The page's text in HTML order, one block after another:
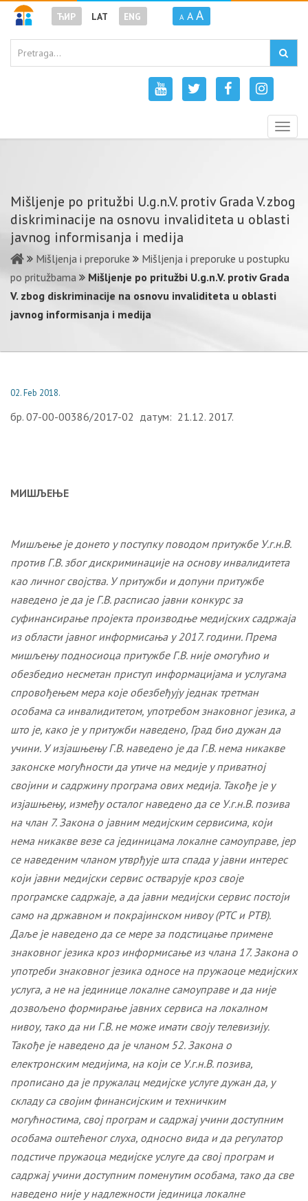
ЋИР LAT ENG A A A
Mišljenje po pritužbi U.g.n.V. protiv Grada V. zbog
diskriminacije na osnovu invaliditeta u oblasti
javnog informisanja i medija
Mišljenja i preporuke
Mišljenja i preporuke u postupku
po pritužbama
Mišljenje po pritužbi U.g.n.V. protiv Grada
V. zbog diskriminacije na osnovu invaliditeta u oblasti
javnog informisanja i medija
02. Feb 2018.
бр. 07-00-00386/2017-02 датум: 21.12. 2017.
МИШЉЕЊЕ
Мишљење је донето у поступку поводом притужбе У.г.н.В.
против Г.В. због дискриминације на основу инвалидитета
као личног својства. У притужбии допуни притужбе
наведено је да је Г.В. расписао јавни конкурс за
суфинансирање пројекта производње медијских садржаја
из области јавног информисања у 2017. години.Према
мишљењу подносиоца притужбе Г.В. није омогућио и
обезбедио несметан приступ информацијама и услугама
спровођењем мера које обезбеђују једнак третман
особама са инвалидитетом, употребом знаковног језика, а
што је, како је у притужби наведено, Град био дужан да
учини. У изјашњењу Г.В. наведено је да Г.В. нема никакве
законске могућности да утиче на медије у приватној
својини и садржину програма ових медија. Такође је у
изјашњењу, између осталог наведено да се У.г.н.В. позива
на члан 7. Закона о јавним медијским сервисима, који
нема никакве везе са јединицама локалне самоуправе, јер
се наведеним чланом утврђује шта спада у јавни интерес
који јавни медијски сервис остварује кроз своје
програмске садржаје, а да јавни медијски сервис постоји
само на државном и покрајинском нивоу (РТС и РТВ).
Даље је наведено да се мере за подстицање примене
знаковног језика кроз информисање из члана 17. Закона о
употреби знаковног језика односе на пружаоце медијских
услуга, а не на јединице локалне самоуправе и да није
дозвољено формирање јавних сервиса на локалном
нивоу, тако да ни Г.В. не може имати своју телевизију.
Такође је наведено да је чланом 52. Закона о
електронским медијима, на који се У.г.н.В. позива,
прописано да је пружалац медијске услуге дужан да, у
складу са својим финансијским и техничким
могућностима, свој програм и садржај учини доступним
особама оштећеног слуха, односно вида и да регулатор
подстиче пружаоца медијске услуге да свој програм и
садржај учини доступним поменутим особама, тако да све
наведено није у надлежности јединица локалне